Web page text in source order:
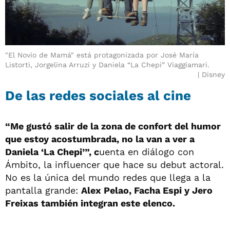
"El Novio de Mamá" está protagonizada por José María
Listorti, Jorgelina Arruzi y Daniela “La Chepi” Viaggiamari.
Disney
De las redes sociales al cine
“Me gustó salir de la zona de confort del humor
que estoy acostumbrada, no la van a ver a
Daniela ‘La Chepi’”, cuenta en diálogo con
Ámbito, la influencer que hace su debut actoral.
No es la única del mundo redes que llega a la
pantalla grande: Alex Pelao, Facha Espi y Jero
Freixas también integran este elenco.